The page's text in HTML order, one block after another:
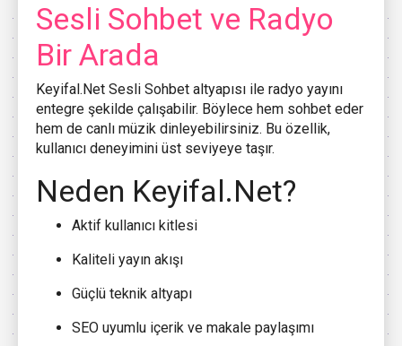
Sesli Sohbet ve Radyo
Bir Arada
Keyifal.Net Sesli Sohbet altyapısı ile radyo yayını
entegre şekilde çalışabilir. Böylece hem sohbet eder
hem de canlı müzik dinleyebilirsiniz. Bu özellik,
kullanıcı deneyimini üst seviyeye taşır.
Neden Keyifal.Net?
Aktif kullanıcı kitlesi
Kaliteli yayın akışı
Güçlü teknik altyapı
SEO uyumlu içerik ve makale paylaşımı